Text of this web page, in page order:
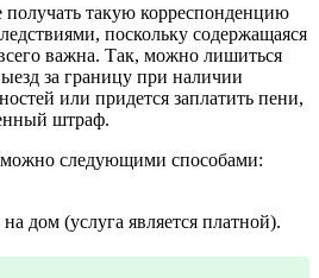
такую корреспонденцию
поскольку содержащаяся
важна. Так, можно лишиться
за границу при наличии
или придется заплатить пени,
штраф.
можно следующими способами:
дом (услуга является платной).